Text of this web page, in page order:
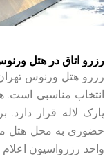
رزرو اتاق در هتل
رزرو هتل ورنوس
انتخاب مناسبی است.
پارک لاله قرار
حضوری به محل هتل
واحد رزرواسیون